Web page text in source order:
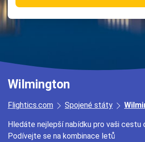
Wilmington
Flightics.com Spojené státy
Hledáte nejlepší nabídku pro vaši cestu
Podívejte se na kombinace letů